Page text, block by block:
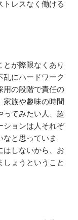
レスなく働ける
が際限なくあり
乱にハードワーク
の段階で責任の
家族や趣味の時間
ってみたい人、超
ションは人それぞ
と思っていま
はしないから、お
ょうということ